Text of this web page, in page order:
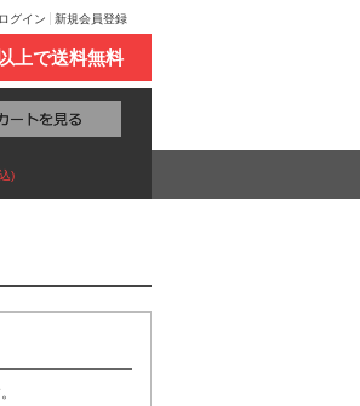
ログイン 新規会員登録
上で送料無料
)